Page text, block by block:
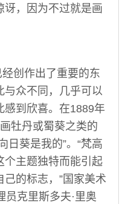
讶，因为不过就是画
创作出了重要的东
与众不同，几乎可以
感到欣喜。在1889年
牡丹或蜀葵之类的
日葵是我的”。“梵高
个主题独特而能引起
的标志，”国家美术
员克里斯多夫·里奥